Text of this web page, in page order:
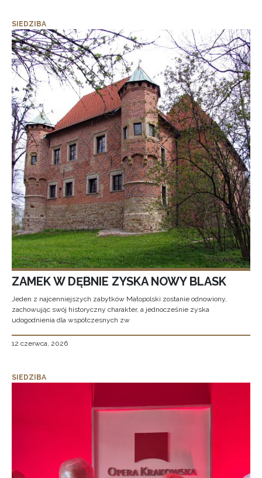
SIEDZIBA
ZAMEK W DĘBNIE ZYSKA NOWY BLASK
Jeden z najcenniejszych zabytków Małopolski zostanie odnowiony,
zachowując swój historyczny charakter, a jednocześnie zyska
udogodnienia dla współczesnych zw
12 czerwca, 2026
SIEDZIBA